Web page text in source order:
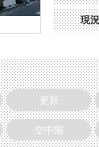
現況
更新
空中階